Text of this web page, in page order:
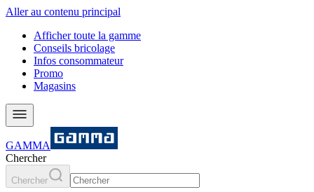
Aller au contenu principal
Afficher toute la gamme
Conseils bricolage
Infos consommateur
Promo
Magasins
GAMMA
Chercher
Chercher